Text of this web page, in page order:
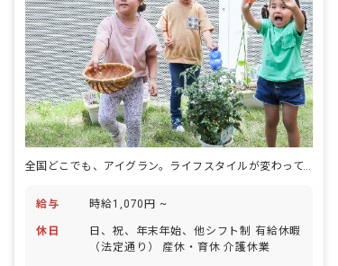
全国どこでも、アイグラン。ライフスタイルが変わっても続くキャリア。
給与 時給1,070円 ~
休日
日、祝、年末年始、他シフト制 有給休暇
（法定通り） 産休・育休 介護休業